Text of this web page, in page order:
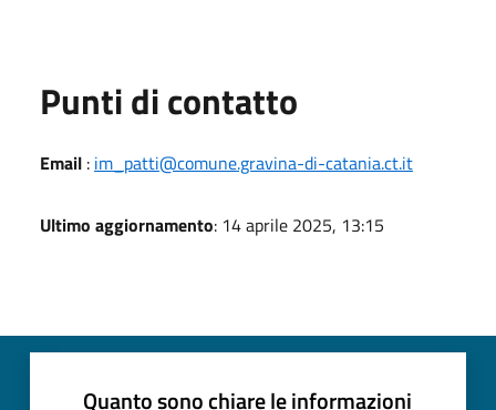
Punti di contatto
Email : im_patti@comune.gravina-di-catania.ct.it
Ultimo aggiornamento: 14 aprile 2025, 13:15
Quanto sono chiare le informazioni